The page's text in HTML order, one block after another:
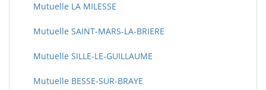
Mutuelle LA MILESSE
Mutuelle SAINT-MARS-LA-BRIERE
Mutuelle SILLE-LE-GUILLAUME
Mutuelle BESSE-SUR-BRAYE